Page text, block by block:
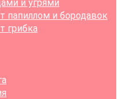
и угрями
папиллом и бородавок
грибка